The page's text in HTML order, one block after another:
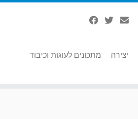
יצירה
מתכונים לעוגות וכיבוד